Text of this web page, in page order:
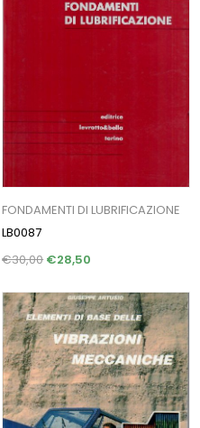
FONDAMENTI DI LUBRIFICAZIONE
LB0087
€30,00€28,50